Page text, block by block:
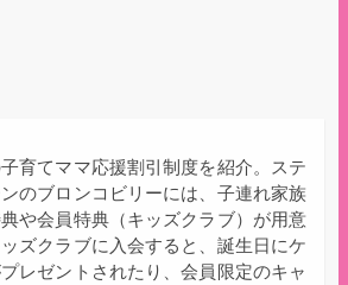
育てママ応援割引制度を紹介。ステ
のブロンコビリーには、子連れ家族
や会員特典（キッズクラブ）が用意
ズクラブに入会すると、誕生日にケ
レゼントされたり、会員限定のキャ